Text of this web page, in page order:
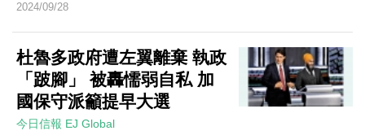
2024/09/28
杜魯多政府遭左翼離棄 執政
「跛腳」 被轟懦弱自私 加
國保守派籲提早大選
今日信報 EJ Global